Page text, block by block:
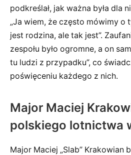
podkreślał, jak ważna była dla
„Ja wiem, że często mówimy o
jest rodzina, ale tak jest”.
zespołu było ogromne, a on
tu ludzi z przypadku”, co
poświęceniu każdego z nich.
Major Maciej
polskiego lotnictwa
Major Maciej „Slab” Krakowian